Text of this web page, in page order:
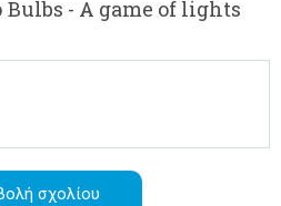
Bulbs - A game of lights